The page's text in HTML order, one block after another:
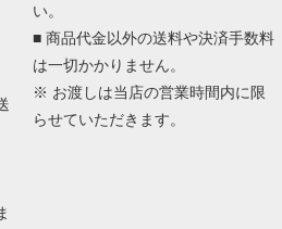
い。
■ 商品代金以外の送料や決済手数料
は一切かかりません。
※ お渡しは当店の営業時間内に限
らせていただきます。